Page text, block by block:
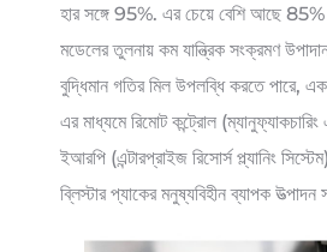
হার সঙ্গে 95%. এর চেয়ে বেশি আছে 85%
মডেলের তুলনায় কম যান্ত্রিক সংক্রমণ
বুদ্ধিমান গতির মিল উপলব্ধি করতে পারে,
এর মাধ্যমে রিমোট কন্ট্রোল
ইআরপি (এন্টারপ্রাইজ রিসোর্স প্ল্যানিং
ব্লিস্টার প্যাকের মনুষ্যবিহীন ব্যাপক উত্পাদন